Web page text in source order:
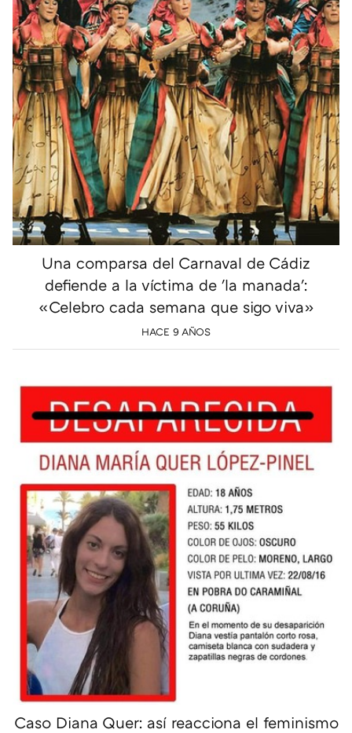
Una comparsa del Carnaval de Cádiz
defiende a la víctima de 'la manada':
«Celebro cada semana que sigo viva»
HACE 9 AÑOS
Caso Diana Quer: así reacciona el feminismo